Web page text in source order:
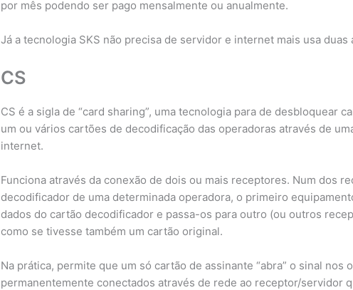
por mês podendo ser pago mensalmente ou anualmente.
Já a tecnologia SKS não precisa de servidor e internet mais usa duas
CS
CS é a sigla de “card sharing”, uma tecnologia para de desbloquear
um ou vários cartões de decodificação das operadoras através de
internet.
Funciona através da conexão de dois ou mais receptores. Num dos
decodificador de uma determinada operadora, o primeiro
dados do cartão decodificador e passa-os para outro (ou outros
como se tivesse também um cartão original.
Na prática, permite que um só cartão de assinante “abra” o sinal
permanentemente conectados através de rede ao receptor/servidor